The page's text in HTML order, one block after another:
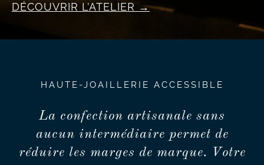
DÉCOUVRIR L’ATELIER
HAUTE-JOAILLERIE ACCESSIBLE
La confection artisanale sans
aucun intermédiaire permet de
réduire les marges de marque. Votre